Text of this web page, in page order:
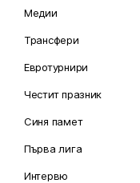
Медии
Трансфери
Евротурнири
Честит празник
Синя памет
Първа лига
Интервю